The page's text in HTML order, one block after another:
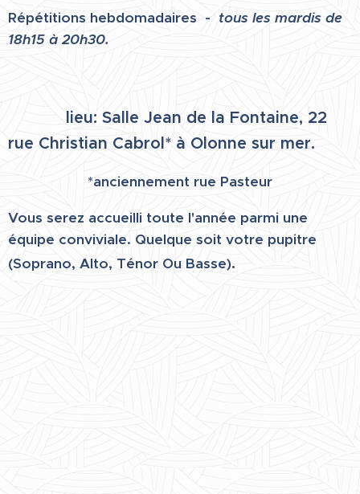
Répétitions hebdomadaires - tous les mardis de
18h15 à 20h30.
lieu: Salle Jean de la Fontaine, 22
rue Christian Cabrol* à Olonne sur mer.
*anciennement rue Pasteur
Vous serez accueilli toute l'année parmi une
équipe conviviale. Quelque soit votre pupitre
(Soprano, Alto, Ténor Ou Basse).